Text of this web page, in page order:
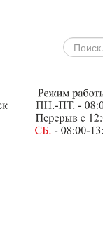
search